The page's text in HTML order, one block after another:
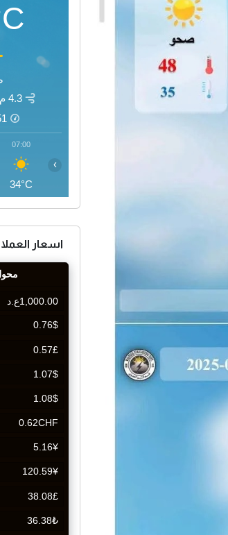
4.3 م\ث
07:00
34°C
›
اسعار